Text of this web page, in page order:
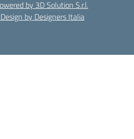
by 3D Solution S.r.l.
by Designers Italia